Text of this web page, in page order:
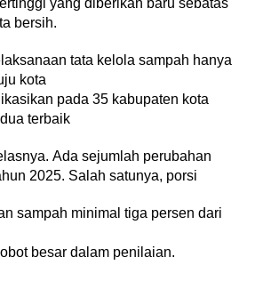
yang diberikan baru sebatas
bersih.
tata kelola sampah hanya
kota
pada 35 kabupaten kota
terbaik
Ada sejumlah perubahan
2025. Salah satunya, porsi
sampah minimal tiga persen dari
besar dalam penilaian.